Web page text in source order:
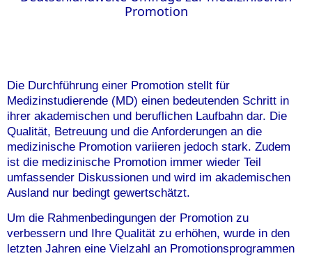
Promotion
Die Durchführung einer Promotion stellt für
Medizinstudierende (MD) einen bedeutenden Schritt in
ihrer akademischen und beruflichen Laufbahn dar. Die
Qualität, Betreuung und die Anforderungen an die
medizinische Promotion variieren jedoch stark. Zudem
ist die medizinische Promotion immer wieder Teil
umfassender Diskussionen und wird im akademischen
Ausland nur bedingt gewertschätzt.
Um die Rahmenbedingungen der Promotion zu
verbessern und Ihre Qualität zu erhöhen, wurde in den
letzten Jahren eine Vielzahl an Promotionsprogrammen